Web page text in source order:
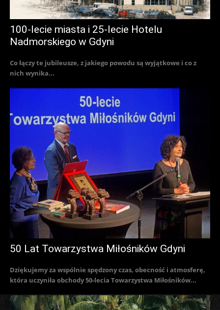
100-lecie miasta i 25-lecie Hotelu
Nadmorskiego w Gdyni
Co łączy te jubileusze, z jakiego powodu są wyjątkowe i co z
nich wynika...
50 Lat Towarzystwa Miłośników Gdyni
Dziękujemy za wspólnie spędzony czas, obecność i atmosferę,
która uczyniła obchody 50-lecia Towarzystwa Miłośników...